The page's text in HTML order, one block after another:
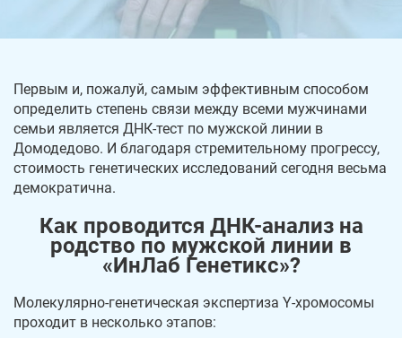
Первым и, пожалуй, самым эффективным способом
определить степень связи между всеми мужчинами
семьи является ДНК-тест по мужской линии в
Домодедово. И благодаря стремительному прогрессу,
стоимость генетических исследований сегодня весьма
демократична.
Как проводится ДНК-анализ на
родство по мужской линии в
«ИнЛаб Генетикс»?
Молекулярно-генетическая экспертиза Y-хромосомы
проходит в несколько этапов: